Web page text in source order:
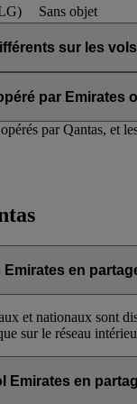
Sans objet
sur les
avec
par Emirates
par Qantas, et
en
et nationaux sont
sur le réseau
Emirates en